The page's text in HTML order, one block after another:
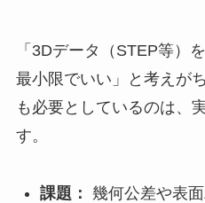
「3Dデータ（STEP等）
最小限でいい」と考えが
も必要としているのは、
す。
課題： 幾何公差や表